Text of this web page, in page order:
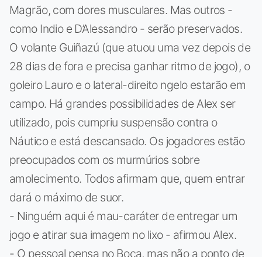
Magrão, com dores musculares. Mas outros -
como Indio e D’Alessandro - serão preservados.
O volante Guiñazú (que atuou uma vez depois de
28 dias de fora e precisa ganhar ritmo de jogo), o
goleiro Lauro e o lateral-direito ngelo estarão em
campo. Há grandes possibilidades de Alex ser
utilizado, pois cumpriu suspensão contra o
Náutico e está descansado. Os jogadores estão
preocupados com os murmúrios sobre
amolecimento. Todos afirmam que, quem entrar
dará o máximo de suor.
- Ninguém aqui é mau-caráter de entregar um
jogo e atirar sua imagem no lixo - afirmou Alex.
- O pessoal pensa no Boca, mas não a ponto de